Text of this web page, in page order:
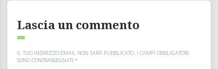
Lascia un commento
IL TUO INDIRIZZO EMAIL NON SARÀ PUBBLICATO. I CAMPI OBBLIGATORI
SONO CONTRASSEGNATI *